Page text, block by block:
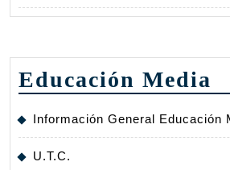
Educación Media
Información General Educación
U.T.C.